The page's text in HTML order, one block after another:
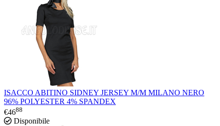
ISACCO ABITINO SIDNEY JERSEY M/M MILANO NERO
96% POLYESTER 4% SPANDEX
€4688
Disponibile